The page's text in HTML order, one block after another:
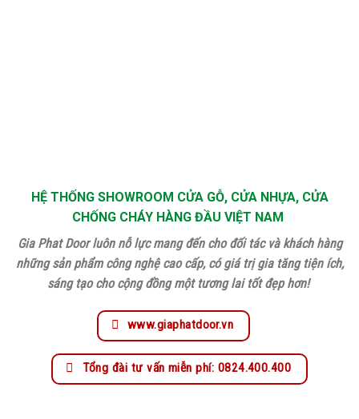
HỆ THỐNG SHOWROOM CỬA GỖ, CỬA NHỰA, CỬA
CHỐNG CHÁY HÀNG ĐẦU VIỆT NAM
Gia Phat Door luôn nỗ lực mang đến cho đối tác và khách hàng
những sản phẩm công nghệ cao cấp, có giá trị gia tăng tiện ích,
sáng tạo cho cộng đồng một tương lai tốt đẹp hơn!
www.giaphatdoor.vn
Tổng đài tư vấn miễn phí: 0824.400.400